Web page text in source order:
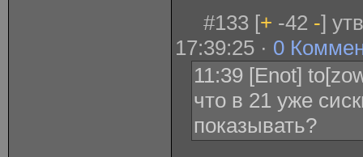
#133 [+ -42 -]
17:39:25 · 0
11:39 [Enot]
что в 21 уже
показывать?